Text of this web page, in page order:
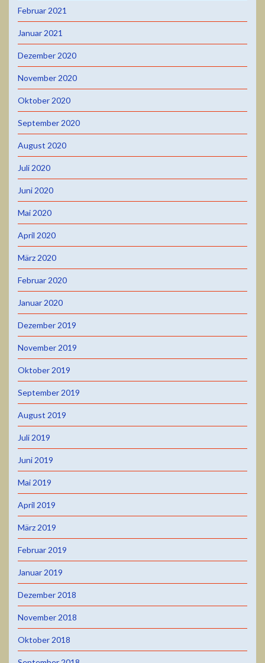
Februar 2021
Januar 2021
Dezember 2020
November 2020
Oktober 2020
September 2020
August 2020
Juli 2020
Juni 2020
Mai 2020
April 2020
März 2020
Februar 2020
Januar 2020
Dezember 2019
November 2019
Oktober 2019
September 2019
August 2019
Juli 2019
Juni 2019
Mai 2019
April 2019
März 2019
Februar 2019
Januar 2019
Dezember 2018
November 2018
Oktober 2018